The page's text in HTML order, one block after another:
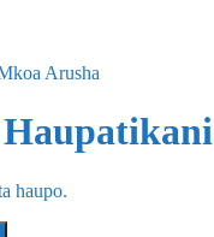
Arusha
haupo.